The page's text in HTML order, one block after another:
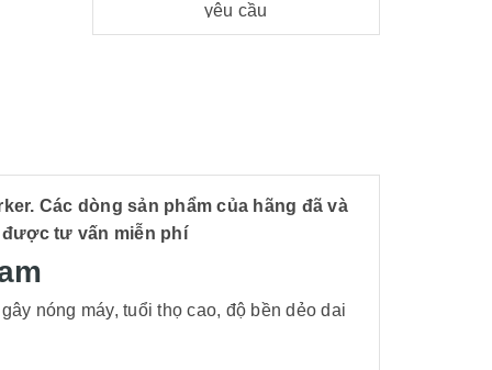
yêu cầu
Các dòng sản phẩm của hãng đã và
tư vấn miễn phí
nóng máy, tuổi thọ cao, độ bền dẻo dai